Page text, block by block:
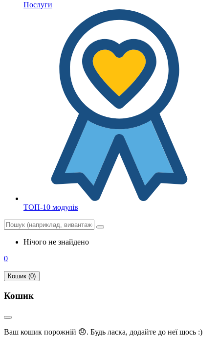
Послуги
ТОП-10 модулів
Нічого не знайдено
0
Кошик (0)
Кошик
Ваш кошик порожній 😞. Будь ласка, додайте до неї щось :)